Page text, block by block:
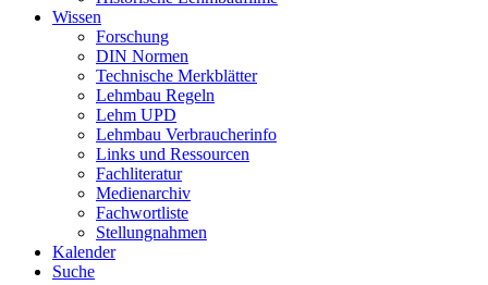
Wissen
Forschung
DIN Normen
Technische Merkblätter
Lehmbau Regeln
Lehm UPD
Lehmbau Verbraucherinfo
Links und Ressourcen
Fachliteratur
Medienarchiv
Fachwortliste
Stellungnahmen
Kalender
Suche